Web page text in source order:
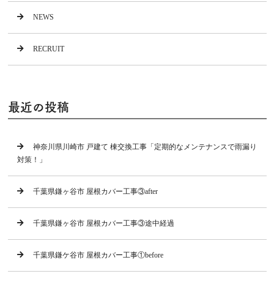
NEWS
RECRUIT
最近の投稿
神奈川県川崎市 戸建て 棟交換工事「定期的なメンテナンスで雨漏り
対策！」
千葉県鎌ヶ谷市 屋根カバー工事③after
千葉県鎌ヶ谷市 屋根カバー工事③途中経過
千葉県鎌ケ谷市 屋根カバー工事①before